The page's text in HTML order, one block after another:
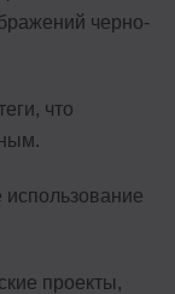
черно-
что
проекты,